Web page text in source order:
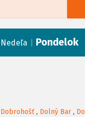
Nedeľa Pondelok
Dobrohošť , Dolný Bar ,